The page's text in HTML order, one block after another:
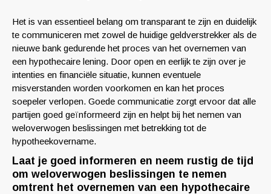
Het is van essentieel belang om transparant te zijn en duidelijk
te communiceren met zowel de huidige geldverstrekker als de
nieuwe bank gedurende het proces van het overnemen van
een hypothecaire lening. Door open en eerlijk te zijn over je
intenties en financiële situatie, kunnen eventuele
misverstanden worden voorkomen en kan het proces
soepeler verlopen. Goede communicatie zorgt ervoor dat alle
partijen goed geïnformeerd zijn en helpt bij het nemen van
weloverwogen beslissingen met betrekking tot de
hypotheekovername.
Laat je goed informeren en neem rustig de tijd
om weloverwogen beslissingen te nemen
omtrent het overnemen van een hypothecaire